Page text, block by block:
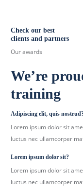
Check our best
clients and partners
Our awards
We’re
training
Adipiscing elit, quis
Lorem ipsum dolor sit
luctus nec ullamcorper
Lorem ipsum dolor sit?
Lorem ipsum dolor sit
luctus nec ullamcorper